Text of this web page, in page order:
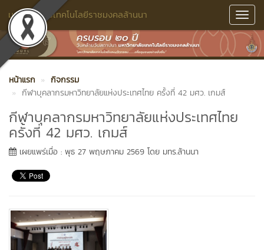
มหาวิทยาลัยเทคโนโลยีราชมงคลล้านนา
หน้าแรก
กิจกรรม
กีฬาบุคลากรมหาวิทยาลัยแห่งประเทศไทย ครั้งที่ 42 มศว. เกมส์
กีฬาบุคลากรมหาวิทยาลัยแห่งประเทศไทย
ครั้งที่ 42 มศว. เกมส์
เผยแพร่เมื่อ : พุธ 27 พฤษภาคม 2569 โดย มทร.ล้านนา